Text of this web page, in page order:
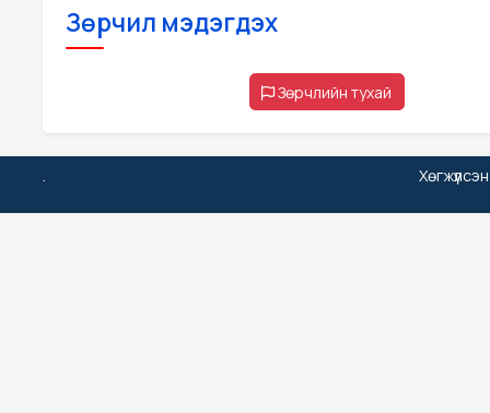
Зөрчил мэдэгдэх
Зөрчлийн тухай
.